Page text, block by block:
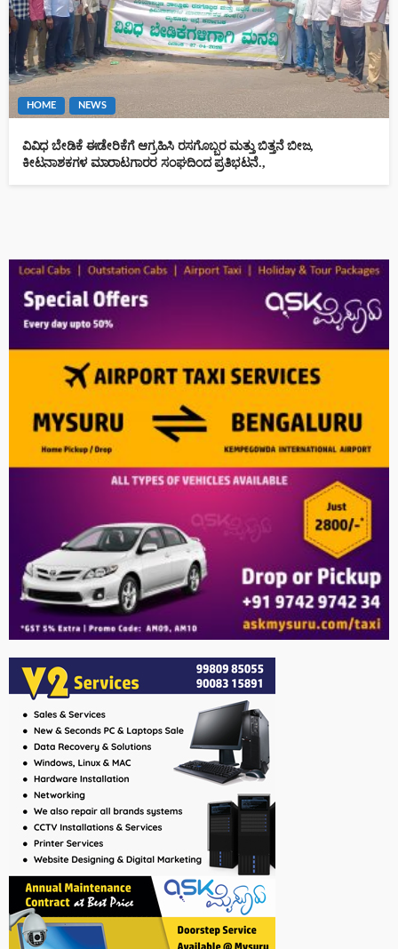
HOME NEWS
ವಿವಿಧ ಬೇಡಿಕೆ ಈಡೇರಿಕೆಗೆ ಆಗ್ರಹಿಸಿ ರಸಗೊಬ್ಬರ ಮತ್ತು ಬಿತ್ತನೆ ಬೀಜ,
ಕೀಟನಾಶಕಗಳ ಮಾರಾಟಗಾರರ ಸಂಘದಿಂದ ಪ್ರತಿಭಟನೆ.,